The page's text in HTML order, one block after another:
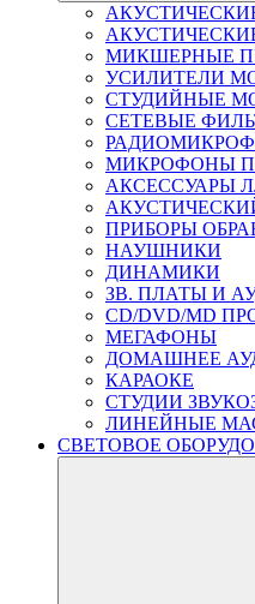
МИКШЕРНЫЕ
УСИЛИТЕЛИ
СТУДИЙНЫЕ
СЕТЕВЫЕ
МИКРОФОНЫ
АКСЕССУАРЫ
ПРИБОРЫ
НАУШНИКИ
ДИНАМИКИ
ЗВ. ПЛАТЫ И
CD/DVD/MD
МЕГАФОНЫ
ДОМАШНЕЕ
КАРАОКЕ
СТУДИИ
ЛИНЕЙНЫЕ
СВЕТОВОЕ